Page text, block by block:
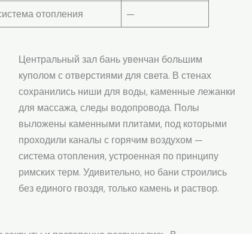
отопления —
Центральный зал бань увенчан большим
куполом с отверстиями для света. В стенах
сохранились ниши для воды, каменные лежанки
для массажа, следы водопровода. Полы
выложены каменными плитами, под которыми
проходили каналы с горячим воздухом —
система отопления, устроенная по принципу
римских терм. Удивительно, но бани строились
без единого гвоздя, только камень и раствор.